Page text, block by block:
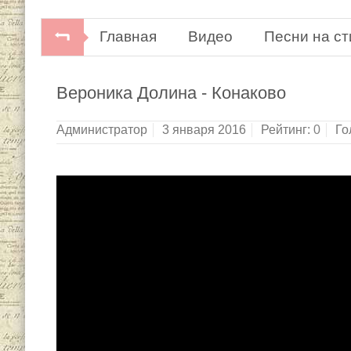
Главная Видео Песни на
Вероника Долина - Конаково
Администратор 3 января 2016 Рейтинг: 0